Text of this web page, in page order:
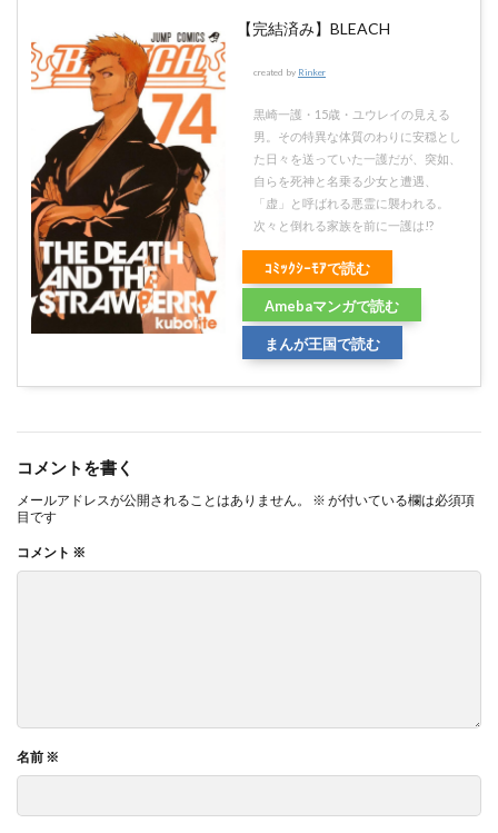
【完結済み】BLEACH
created by Rinker
黒崎一護・15歳・ユウレイの見える
男。その特異な体質のわりに安穏とし
た日々を送っていた一護だが、突如、
自らを死神と名乗る少女と遭遇、
「虚」と呼ばれる悪霊に襲われる。
次々と倒れる家族を前に一護は!?
ｺﾐｯｸｼｰﾓｱで読む
Amebaマンガで読む
まんが王国で読む
コメントを書く
メールアドレスが公開されることはありません。 ※ が付いている欄は必須項
目です
コメント ※
名前 ※